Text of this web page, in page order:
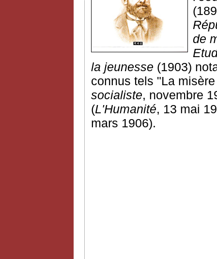
de
la jeunesse (1903)
connus tels "La
socialiste, novembre
(L'Humanité, 13 mai
mars 1906).